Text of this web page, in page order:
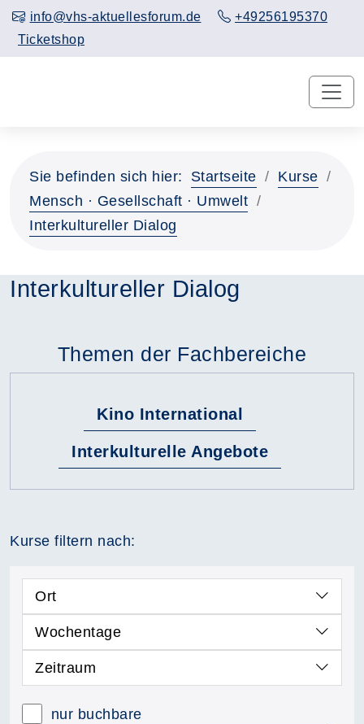
info@vhs-aktuellesforum.de
+49256195370
Ticketshop
Sie befinden sich hier: Startseite
Kurse
Mensch · Gesellschaft · Umwelt
Interkultureller Dialog
Interkultureller Dialog
Themen der Fachbereiche
Kino International
Interkulturelle Angebote
Kurse filtern nach:
Ort
Wochentage
Zeitraum
nur buchbare